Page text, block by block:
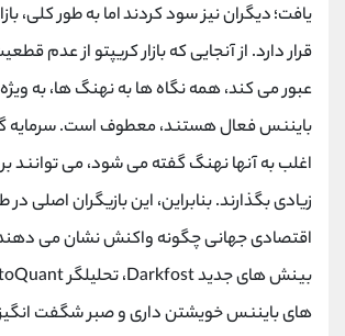
یافت؛ دیگران نیز سود کردند اما به طور کلی،
قرار دارد. از آنجایی که بازار کریپتو از عدم
عبور می کند، همه نگاه ها به نهنگ ها، به
بایننس فعال هستند، معطوف است. سرمایه
اغلب به آنها نهنگ گفته می شود، می توانند بر
زیادی بگذارند. بنابراین، این بازیگران اصلی
اقتصادی جهانی چگونه واکنش نشان می
های بایننس خویشتن داری و صبر شگفت